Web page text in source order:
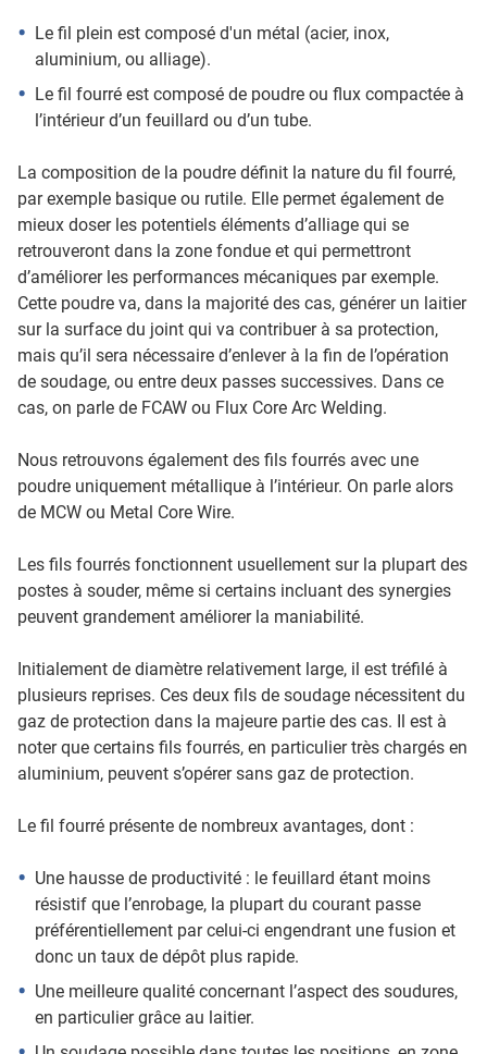
Le fil plein est composé d'un métal (acier, inox,
aluminium, ou alliage).
Le fil fourré est composé de poudre ou flux compactée à
l’intérieur d’un feuillard ou d’un tube.
La composition de la poudre définit la nature du fil fourré,
par exemple basique ou rutile. Elle permet également de
mieux doser les potentiels éléments d’alliage qui se
retrouveront dans la zone fondue et qui permettront
d’améliorer les performances mécaniques par exemple.
Cette poudre va, dans la majorité des cas, générer un laitier
sur la surface du joint qui va contribuer à sa protection,
mais qu’il sera nécessaire d’enlever à la fin de l’opération
de soudage, ou entre deux passes successives. Dans ce
cas, on parle de FCAW ou Flux Core Arc Welding.
Nous retrouvons également des fils fourrés avec une
poudre uniquement métallique à l’intérieur. On parle alors
de MCW ou Metal Core Wire.
Les fils fourrés fonctionnent usuellement sur la plupart des
postes à souder, même si certains incluant des synergies
peuvent grandement améliorer la maniabilité.
Initialement de diamètre relativement large, il est tréfilé à
plusieurs reprises. Ces deux fils de soudage nécessitent du
gaz de protection dans la majeure partie des cas. Il est à
noter que certains fils fourrés, en particulier très chargés en
aluminium, peuvent s’opérer sans gaz de protection.
Le fil fourré présente de nombreux avantages, dont :
Une hausse de productivité : le feuillard étant moins
résistif que l’enrobage, la plupart du courant passe
préférentiellement par celui-ci engendrant une fusion et
donc un taux de dépôt plus rapide.
Une meilleure qualité concernant l’aspect des soudures,
en particulier grâce au laitier.